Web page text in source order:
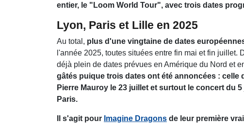
entier, le "Loom World Tour", avec trois dates
Lyon, Paris et Lille en 2025
Au total, plus d'une vingtaine de dates
l'année 2025, toutes situées entre fin mai et fin
déjà plein de dates prévues en Amérique du Nord et
gâtés puique trois dates ont été annoncées : celle
Pierre Mauroy le 23 juillet et surtout le concert du
Paris.
Il s'agit pour Imagine Dragons de leur première